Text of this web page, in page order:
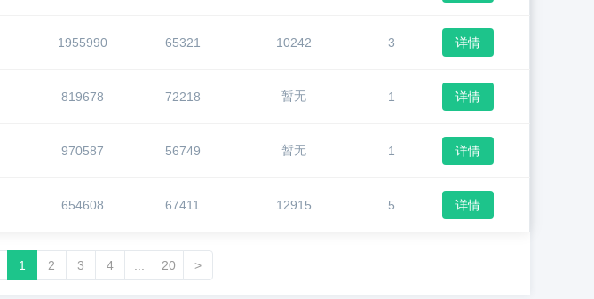
1955990 65321 10242 3 详情
819678 72218 暂无 1 详情
970587 56749 暂无 1 详情
654608 67411 12915 5 详情
1 2 3 4 20 >